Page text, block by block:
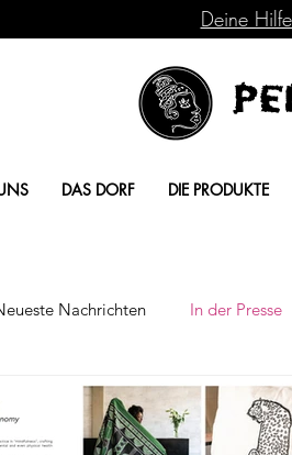
Deine
DAS DORF DIE PRODUKTE
Nachrichten In der Presse